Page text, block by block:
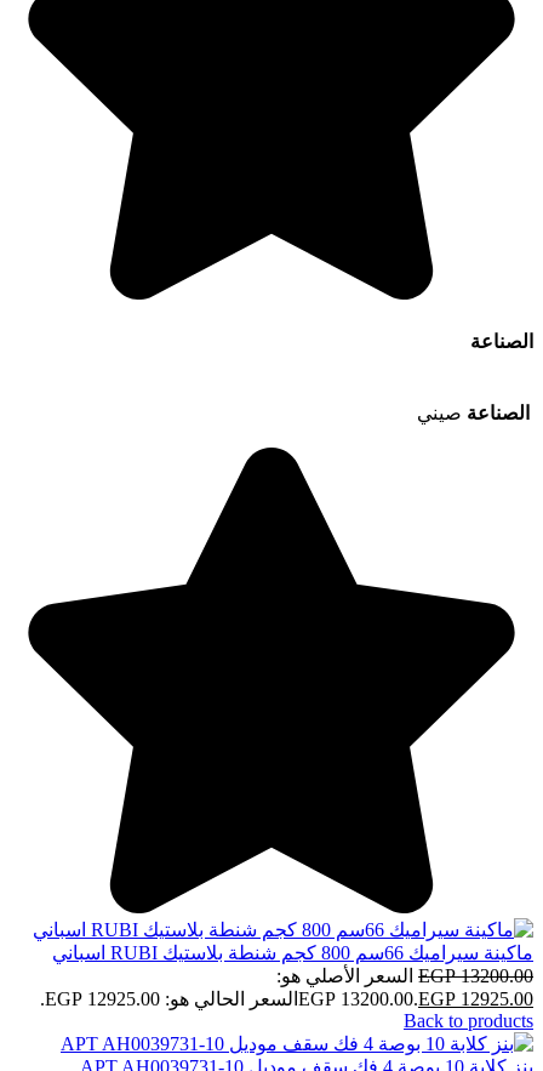
الصناعة
الصناعة صيني
ماكينة سيراميك 66سم 800 كجم شنطة بلاستيك RUBI اسباني
EGP13200.00
السعر الأصلي هو:
EGP 13200.00.EGP 12925.00
السعر الحالي هو: EGP 12925.00.
Back to products